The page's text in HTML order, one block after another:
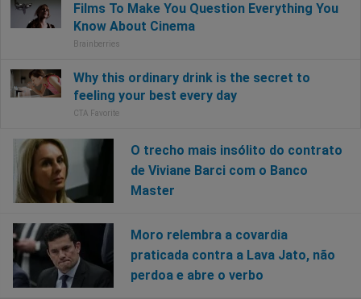
O trecho mais insólito do contrato
de Viviane Barci com o Banco
Master
Moro relembra a covardia
praticada contra a Lava Jato, não
perdoa e abre o verbo